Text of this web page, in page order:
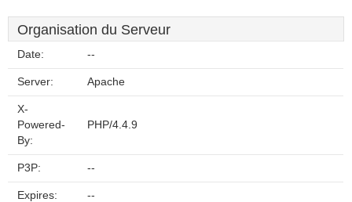
Organisation du Serveur
Date: --
Server: Apache
X-
Powered-
By:
PHP/4.4.9
P3P: --
Expires: --